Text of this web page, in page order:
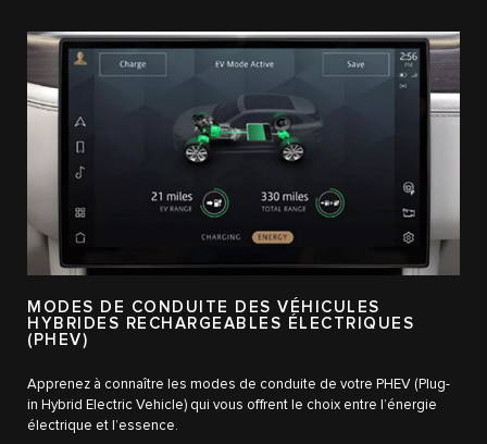
MODES DE CONDUITE DES VÉHICULES
HYBRIDES RECHARGEABLES ÉLECTRIQUES
(PHEV)
Apprenez à connaître les modes de conduite de votre PHEV (Plug-
in Hybrid Electric Vehicle) qui vous offrent le choix entre l’énergie
électrique et l’essence.